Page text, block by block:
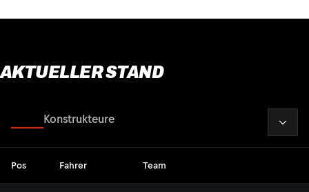
AKTUELLER STAND
Konstrukteure
Pos Fahrer Team